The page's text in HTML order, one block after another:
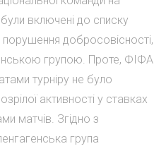
включені до списку
добросовісності,
групою. Проте, ФІФА
турніру не було
активності у ставках
матчів. Згідно з
група